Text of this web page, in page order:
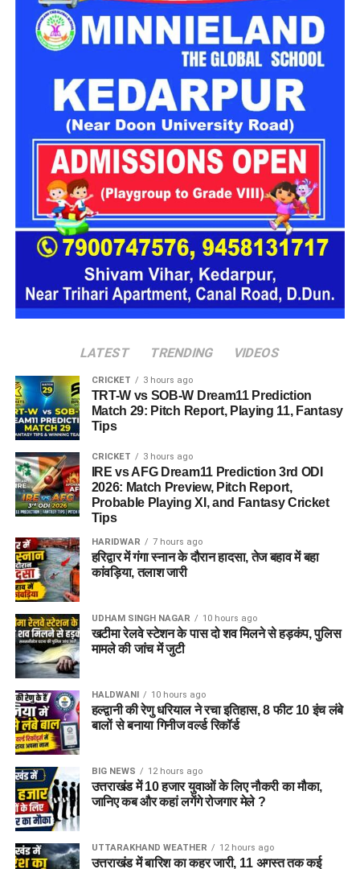
2015 से आज तक नहीं कटवाए बाल
सिर्फ व्यक्तिगत पसंद और शौक था। धीरे-धीरे बालों की लंबाई बढ़ती गई और
उन्होंने इसे एक खास उपलब्धि में बदलने का फैसला किया।
करीब एक दशक तक बालों को लगातार बढ़ाने और उनकी देखभाल करने के
बाद रेणु ने विश्व रिकॉर्ड की दौड़ में कदम रखा। अब उनकी मेहनत का
नतीजा गिनीज वर्ल्ड रिकॉर्ड के रूप में सामने आया है।
लंबे बालों की देखभाल भी किसी चुनौती से
इतने लंबे बालों को संभालनारेणु के लिए रोजमर्रा की जिंदगी का अहम हिस्सा
है। बालों को जमीन से दूर रखने और उन्हें व्यवस्थित रखने के लिए वह विशेष
तरीके से चोटी बनाती हैं। बालों को धोने, सुखाने और सुलझाने में भी उन्हें
काफी समय लग जाता है। इतनी लंबाई के बावजूद रेणु अपने बालों की
देखभाल में कोई लापरवाही नहीं बरततीं।
LATEST TRENDING VIDEOS
CRICKET 3 hours ago
TRT-W vs SOB-W Dream11 Prediction
Match 29: Pitch Report, Playing 11, Fantasy
Tips
CRICKET 3 hours ago
IRE vs AFG Dream11 Prediction 3rd ODI
2026: Match Preview, Pitch Report,
Probable Playing XI, and Fantasy Cricket
Tips
HARIDWAR 7 hours ago
हरिद्वार में गंगा स्नान के दौरान हादसा, तेज बहाव में बहा
कांवड़िया, तलाश जारी
UDHAM SINGH NAGAR 10 hours ago
खटीमा रेलवे स्टेशन के पास दो शव मिलने से हड़कंप, पुलिस
मामले की जांच में जुटी
HALDWANI 10 hours ago
हल्द्वानी की रेणु धरियाल ने रचा इतिहास, 8 फीट 10 इंच लंबे
बालों से बनाया गिनीज वर्ल्ड रिकॉर्ड
BIG NEWS 12 hours ago
उत्तराखंड में 10 हजार युवाओं के लिए नौकरी का मौका,
जानिए कब और कहां लगेंगे रोजगार मेले ?
UTTARAKHAND WEATHER 12 hours ago
उत्तराखंड में बारिश का कहर जारी, 11 अगस्त तक कई